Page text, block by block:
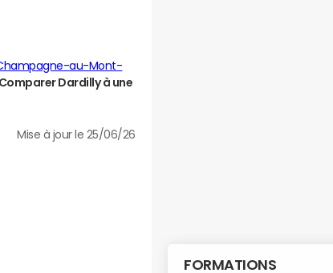
au-Mont-
Comparer Dardilly à une
Mise à jour le 25/06/26
FORMATIONS